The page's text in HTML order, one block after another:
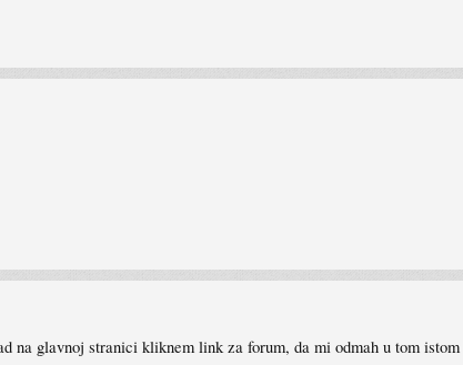
na glavnoj stranici kliknem link za forum, da mi odmah u tom